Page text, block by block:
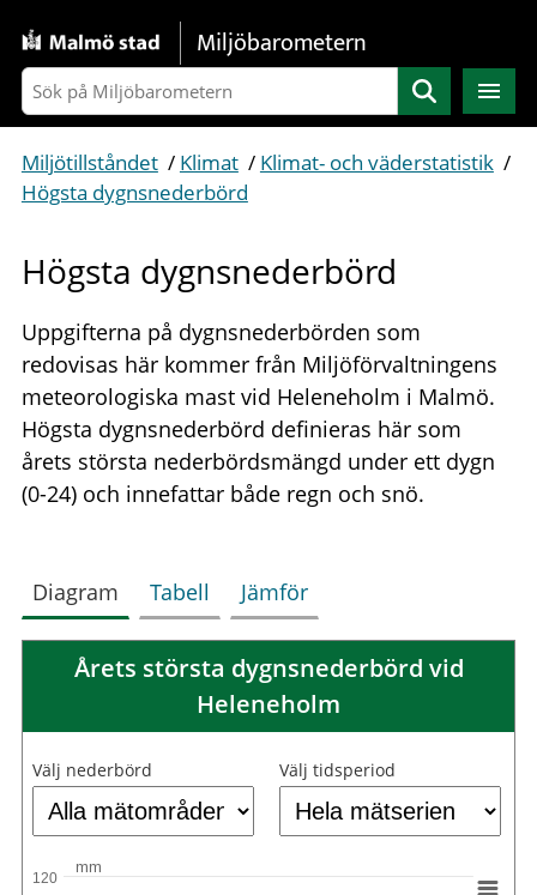
Gå direkt till sidans innehåll
Miljöbarometern
Sök
Miljötillståndet / Klimat / Klimat- och väderstatistik /
Högsta dygnsnederbörd
Högsta dygnsnederbörd
Uppgifterna på dygnsnederbörden som
redovisas här kommer från Miljöförvaltningens
meteorologiska mast vid Heleneholm i Malmö.
Högsta dygnsnederbörd definieras här som
årets största nederbördsmängd under ett dygn
(0-24) och innefattar både regn och snö.
Diagram Tabell Jämför
Årets största dygnsnederbörd vid
Heleneholm
Välj nederbörd Välj tidsperiod
mm
120